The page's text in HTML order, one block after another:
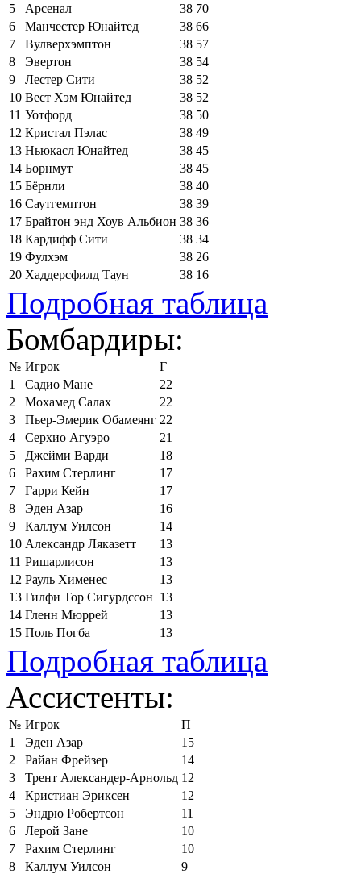
5
Арсенал 38 70
6
Манчестер Юнайтед 38 66
7
Вулверхэмптон 38 57
8
Эвертон 38 54
9
Лестер Сити 38 52
10 Вест Хэм Юнайтед 38 52
11 Уотфорд 38 50
12 Кристал Пэлас 38 49
13 Ньюкасл Юнайтед 38 45
14 Борнмут 38 45
15 Бёрнли 38 40
16 Саутгемптон 38 39
17 Брайтон энд Хоув Альбион 38 36
18 Кардифф Сити 38 34
19 Фулхэм 38 26
20 Хаддерсфилд Таун 38 16
Подробная таблица
Бомбардиры:
№ Игрок
Г
1
Садио Мане
22
2
Мохамед Салах
22
3
Пьер-Эмерик Обамеянг 22
4
Серхио Агуэро
21
5
Джейми Варди
18
6
Рахим Стерлинг
17
7
Гарри Кейн
17
8
Эден Азар
16
9
Каллум Уилсон
14
10 Александр Ляказетт
13
11 Ришарлисон
13
12 Рауль Хименес
13
13 Гилфи Тор Сигурдссон 13
14 Гленн Мюррей
13
15 Поль Погба 13
Подробная таблица
Ассистенты:
№ Игрок
П
1
Эден Азар
15
2
Райан Фрейзер
14
3
Трент Александер-Арнольд 12
4
Кристиан Эриксен
12
5
Эндрю Робертсон
11
6
Лерой Зане
10
7
Рахим Стерлинг
10
8
Каллум Уилсон
9